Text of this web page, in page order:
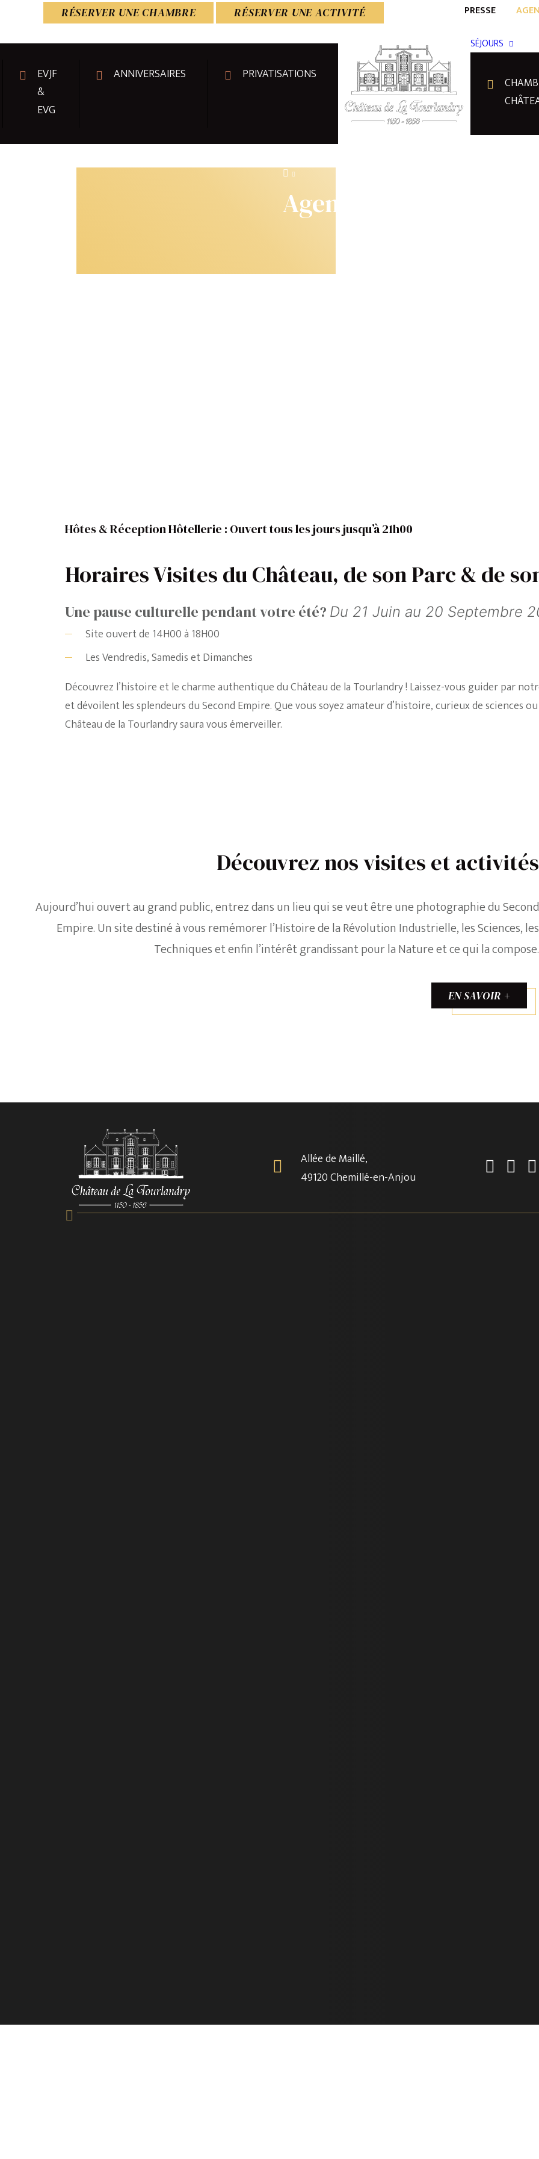
RÉSERVER UNE CHAMBRE RÉSERVER UNE ACTIVITÉ PRESSE
EVJF
&
EVG
ANNIVERSAIRES PRIVATISATIONS
SÉJOURS
Agenda
Hôtes & Réception Hôtellerie : Ouvert tous les jours jusqu’à 21h00
Horaires Visites du Château, de son Parc & de
Une pause culturelle pendant votre été? Du 21 Juin au 20 Septembre
Site ouvert de 14H00 à 18H00
Les Vendredis, Samedis et Dimanches
Découvrez l’histoire et le charme authentique du Château de la Tourlandry ! Laissez-vous guider par
et dévoilent les splendeurs du Second Empire. Que vous soyez amateur d’histoire, curieux de sciences
Château de la Tourlandry saura vous émerveiller.
Découvrez nos visites et activités
Aujourd’hui ouvert au grand public, entrez dans un lieu qui se veut être une photographie du Second
Empire. Un site destiné à vous remémorer l’Histoire de la Révolution Industrielle, les Sciences, les
Techniques et enfin l’intérêt grandissant pour la Nature et ce qui la compose.
EN SAVOIR +
Allée de Maillé,
49120 Chemillé-en-Anjou